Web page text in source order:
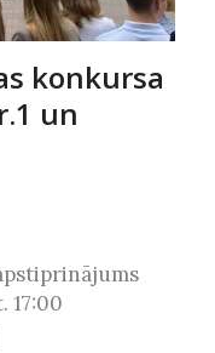
konkursa
un
17:00